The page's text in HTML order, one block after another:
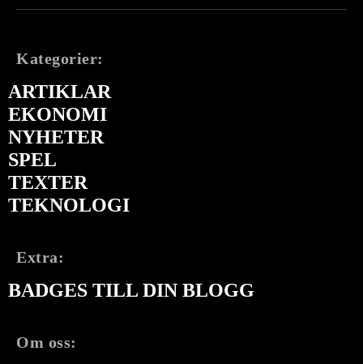
Kategorier:
ARTIKLAR
EKONOMI
NYHETER
SPEL
TEXTER
TEKNOLOGI
Extra:
BADGES TILL DIN BLOGG
Om oss: